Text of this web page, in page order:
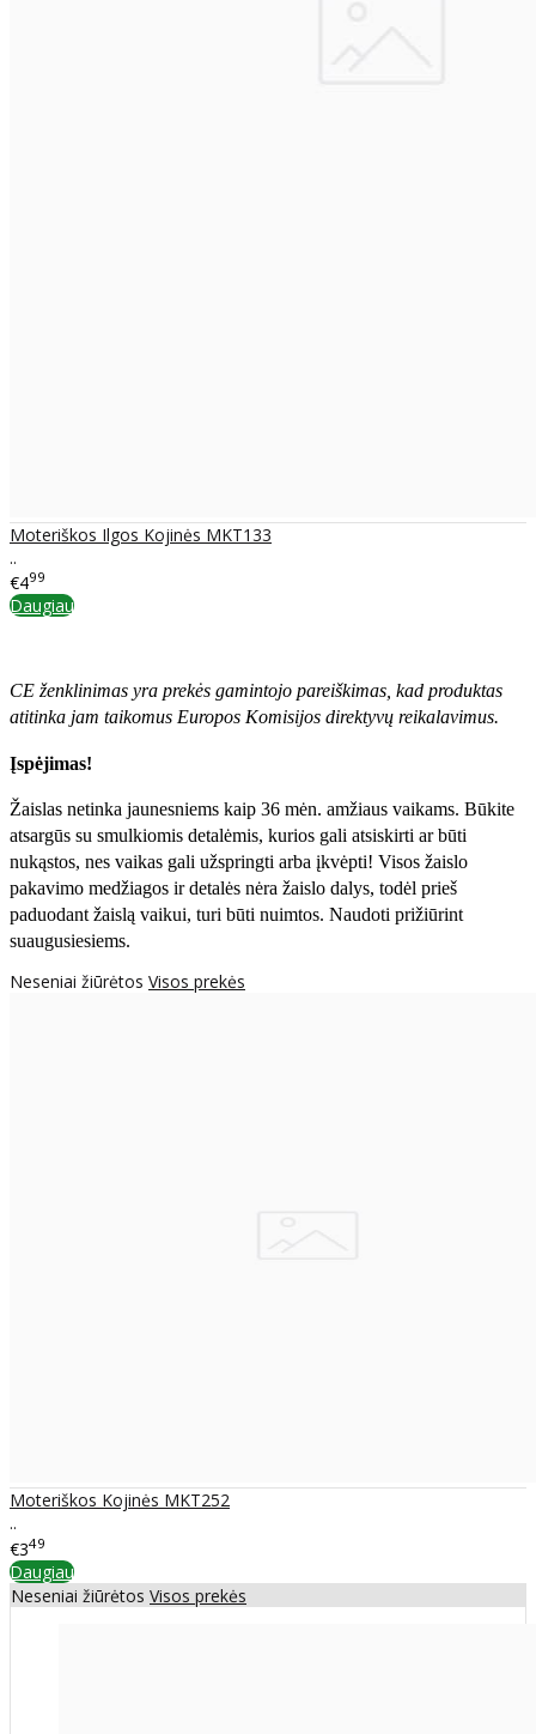
Moteriškos Ilgos Kojinės MKT133
..
€499
Daugiau
CE ženklinimas yra prekės gamintojo pareiškimas, kad produktas
atitinka jam taikomus Europos Komisijos direktyvų reikalavimus.
Įspėjimas!
Žaislas netinka jaunesniems kaip 36 mėn. amžiaus vaikams. Būkite
atsargūs su smulkiomis detalėmis, kurios gali atsiskirti ar būti
nukąstos, nes vaikas gali užspringti arba įkvėpti! Visos žaislо
pakavimo medžiagos ir detalės nėra žaislo dalys, todėl prieš
paduodant žaislą vaikui, turi būti nuimtos. Naudoti prižiūrint
suaugusiesiems.
Neseniai žiūrėtos Visos prekės
Moteriškos Kojinės MKT252
..
€349
Daugiau
Neseniai žiūrėtos Visos prekės